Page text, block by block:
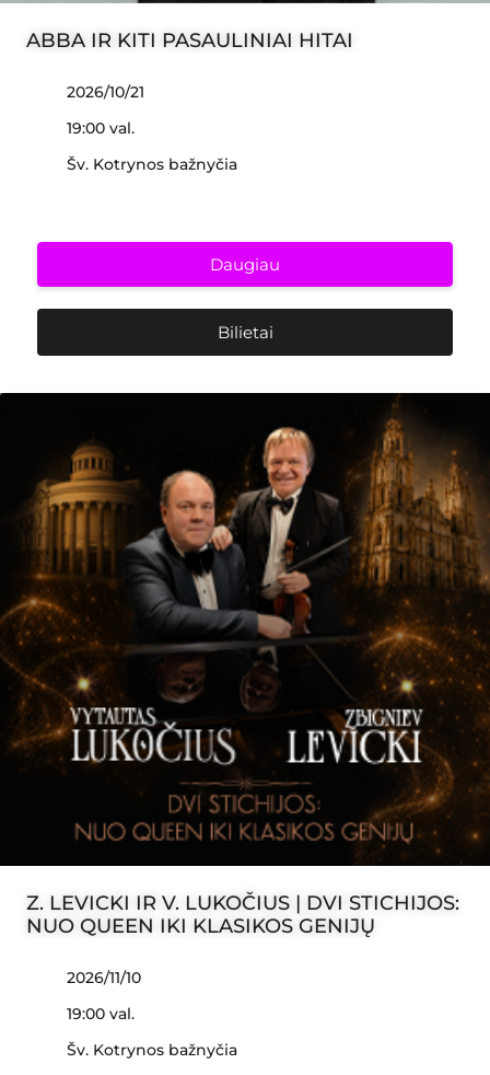
ABBA IR KITI PASAULINIAI HITAI
2026/10/21
19:00 val.
Šv. Kotrynos bažnyčia
Daugiau
Bilietai
Z. LEVICKI IR V. LUKOČIUS | DVI STICHIJOS:
NUO QUEEN IKI KLASIKOS GENIJŲ
2026/11/10
19:00 val.
Šv. Kotrynos bažnyčia